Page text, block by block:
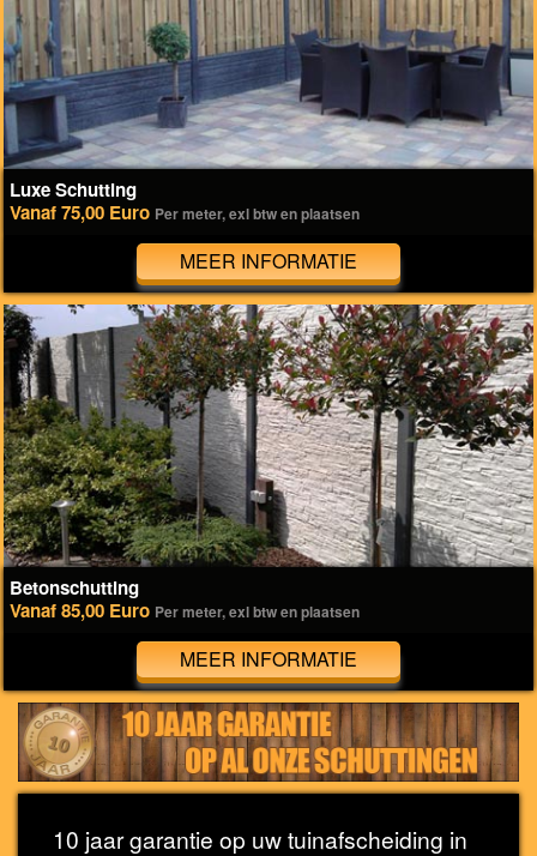
Luxe Schutting
Vanaf 75,00 Euro Per meter, exl btw en plaatsen
MEER INFORMATIE
Betonschutting
Vanaf 85,00 Euro Per meter, exl btw en plaatsen
MEER INFORMATIE
10 jaar garantie op uw tuinafscheiding in